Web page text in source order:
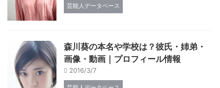
芸能人データベース
森川葵の本名や学校は？彼氏・姉弟・
画像・動画｜プロフィール情報
2016/3/7